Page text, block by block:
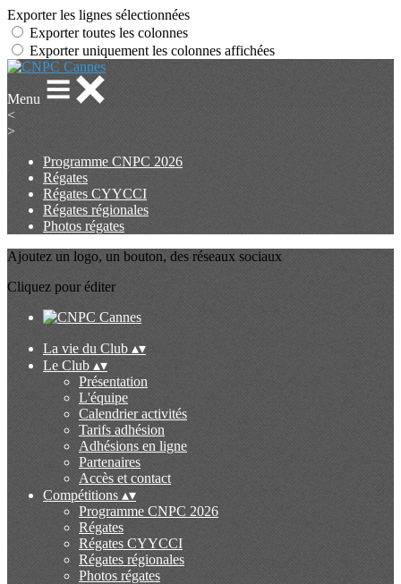
Exporter les lignes sélectionnées
Exporter toutes les colonnes
Exporter uniquement les colonnes affichées
Menu
<
>
Programme CNPC 2026
Régates
Régates CYYCCI
Régates régionales
Photos régates
Ajoutez un logo, un bouton, des réseaux sociaux
Cliquez pour éditer
La vie du Club ▴▾
Le Club ▴▾
Présentation
L'équipe
Calendrier activités
Tarifs adhésion
Adhésions en ligne
Partenaires
Accès et contact
Compétitions ▴▾
Programme CNPC 2026
Régates
Régates CYYCCI
Régates régionales
Photos régates